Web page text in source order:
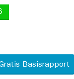
Basisrapport